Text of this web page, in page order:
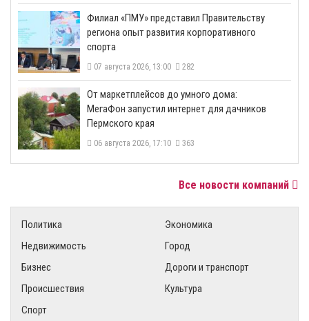
​Филиал «ПМУ» представил Правительству
региона опыт развития корпоративного
спорта
07 августа 2026, 13:00 282
От маркетплейсов до умного дома:
МегаФон запустил интернет для дачников
Пермского края
06 августа 2026, 17:10 363
Все новости компаний
Политика
Экономика
Недвижимость
Город
Бизнес
Дороги и транспорт
Происшествия
Культура
Спорт